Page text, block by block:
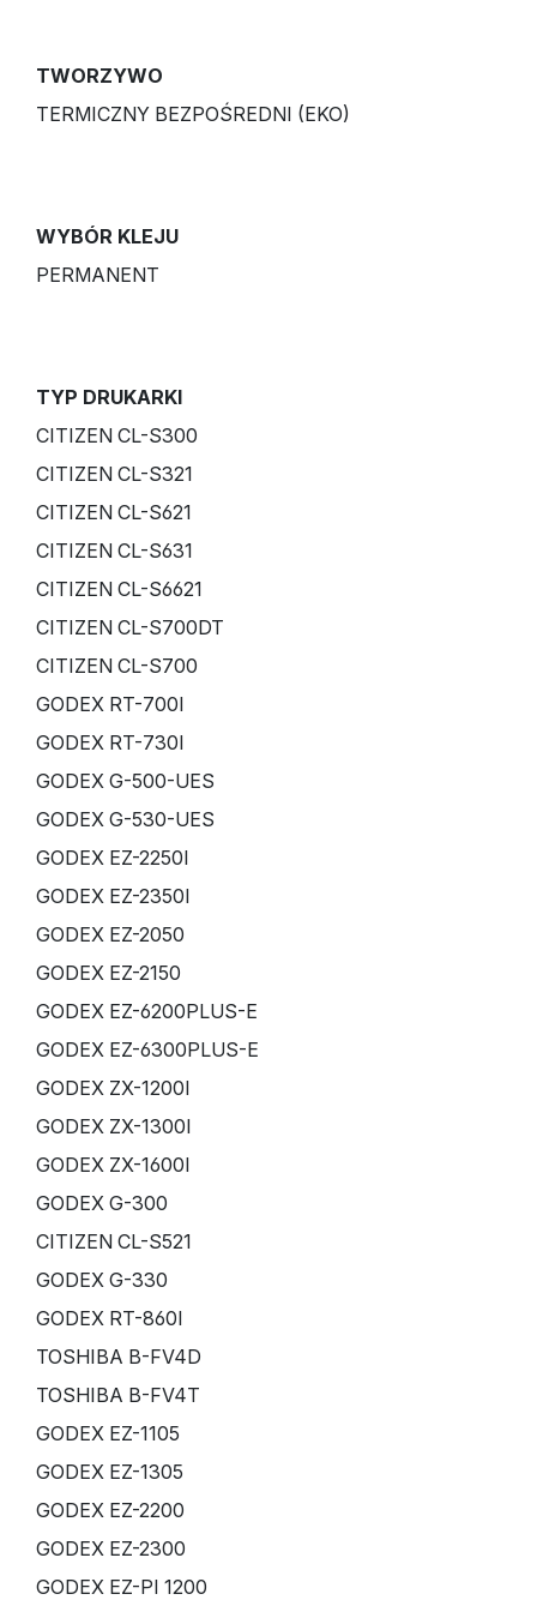
TWORZYWO
TERMICZNY BEZPOŚREDNI (EKO)
WYBÓR KLEJU
PERMANENT
TYP DRUKARKI
CITIZEN CL-S300
CITIZEN CL-S321
CITIZEN CL-S621
CITIZEN CL-S631
CITIZEN CL-S6621
CITIZEN CL-S700DT
CITIZEN CL-S700
GODEX RT-700I
GODEX RT-730I
GODEX G-500-UES
GODEX G-530-UES
GODEX EZ-2250I
GODEX EZ-2350I
GODEX EZ-2050
GODEX EZ-2150
GODEX EZ-6200PLUS-E
GODEX EZ-6300PLUS-E
GODEX ZX-1200I
GODEX ZX-1300I
GODEX ZX-1600I
GODEX G-300
CITIZEN CL-S521
GODEX G-330
GODEX RT-860I
TOSHIBA B-FV4D
TOSHIBA B-FV4T
GODEX EZ-1105
GODEX EZ-1305
GODEX EZ-2200
GODEX EZ-2300
GODEX EZ-PI 1200